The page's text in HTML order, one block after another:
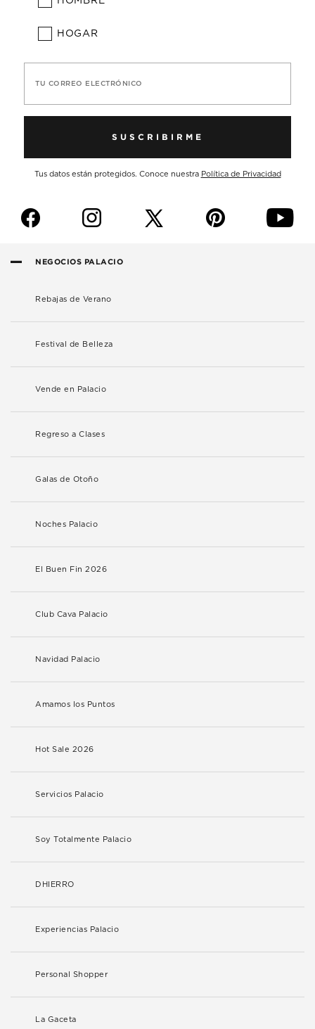
HOGAR
TU CORREO ELECTRÓNICO
SUSCRIBIRME
Tus datos están protegidos. Conoce nuestra Política de Privacidad
f i p y
NEGOCIOS PALACIO
Rebajas de Verano
Festival de Belleza
Vende en Palacio
Regreso a Clases
Galas de Otoño
Noches Palacio
El Buen Fin 2026
Club Cava Palacio
Navidad Palacio
Amamos los Puntos
Hot Sale 2026
Servicios Palacio
Soy Totalmente Palacio
DHIERRO
Experiencias Palacio
Personal Shopper
La Gaceta